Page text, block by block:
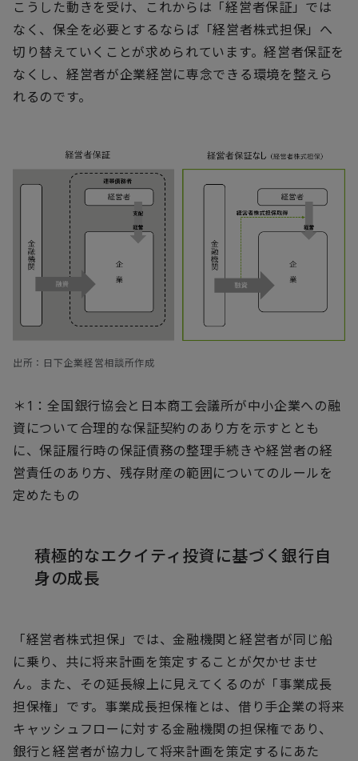
こうした動きを受け、これからは「経営者保証」では
なく、保全を必要とするならば「経営者株式担保」へ
切り替えていくことが求められています。経営者保証を
なくし、経営者が企業経営に専念できる環境を整えら
れるのです。
出所：日下企業経営相談所作成
＊1：全国銀行協会と日本商工会議所が中小企業への融
資について合理的な保証契約のあり方を示すととも
に、保証履行時の保証債務の整理手続きや経営者の経
営責任のあり方、残存財産の範囲についてのルールを
定めたもの
積極的なエクイティ投資に基づく銀行自
身の成長
「経営者株式担保」では、金融機関と経営者が同じ船
に乗り、共に将来計画を策定することが欠かせませ
ん。また、その延長線上に見えてくるのが「事業成長
担保権」です。事業成長担保権とは、借り手企業の将来
キャッシュフローに対する金融機関の担保権であり、
銀行と経営者が協力して将来計画を策定するにあた